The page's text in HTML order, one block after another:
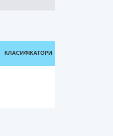
КЛАСИФІКАТОРИ